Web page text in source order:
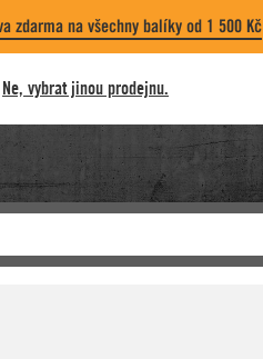
zdarma na všechny balíky od 1 500 Kč
Ne, vybrat jinou prodejnu.